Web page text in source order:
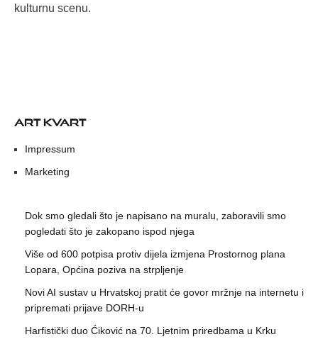
kulturnu scenu.
ART KVART
Impressum
Marketing
Dok smo gledali što je napisano na muralu, zaboravili smo
pogledati što je zakopano ispod njega
Više od 600 potpisa protiv dijela izmjena Prostornog plana
Lopara, Općina poziva na strpljenje
Novi AI sustav u Hrvatskoj pratit će govor mržnje na internetu i
pripremati prijave DORH-u
Harfistički duo Ćiković na 70. Ljetnim priredbama u Krku